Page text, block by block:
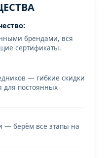
брендами, вся
сертификаты.
— гибкие скидки
для постоянных
— берём все этапы на